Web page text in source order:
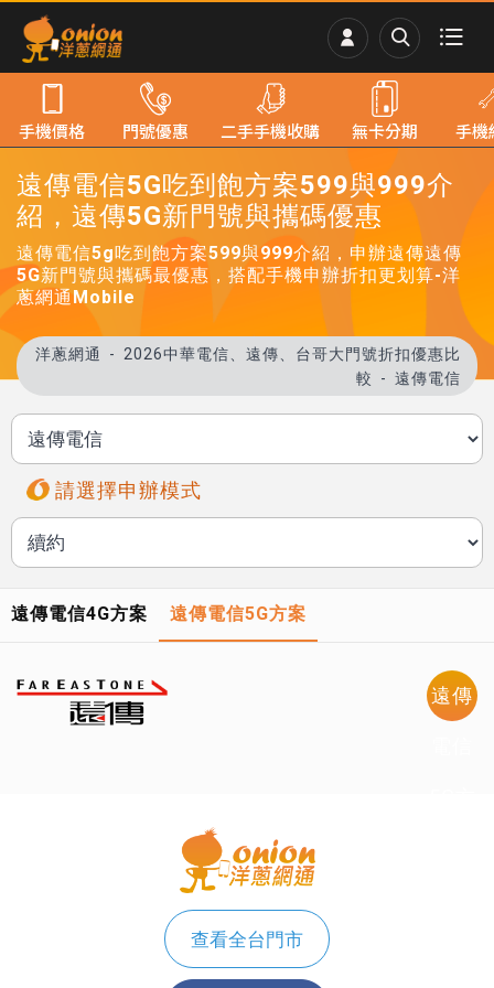
遠傳電信5G吃到飽方案599與999介
紹，遠傳5G新門號與攜碼優惠
遠傳電信5g吃到飽方案599與999介紹，申辦遠傳遠傳
5G新門號與攜碼最優惠，搭配手機申辦折扣更划算-洋
蔥網通Mobile
洋蔥網通
2026中華電信、遠傳、台哥大門號折扣優惠比
較
遠傳電信
請選擇申辦模式
遠傳電信4G方案 遠傳電信5G方案
遠傳
查看全台門市
手機價格 門號優惠 二手手機收購 無卡分期 手機